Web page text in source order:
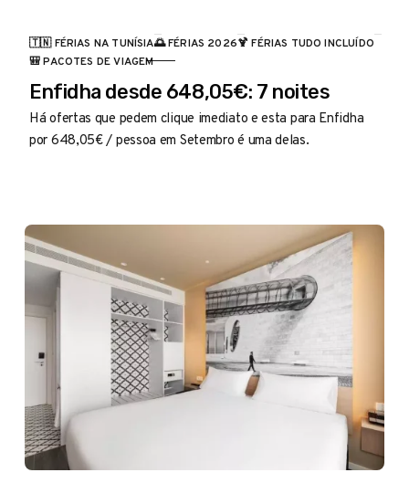
CATEGORIA
🇹🇳 FÉRIAS NA TUNÍSIA🌅 FÉRIAS 2026🍹 FÉRIAS TUDO INCLUÍDO
🎒 PACOTES DE VIAGEM
Enfidha desde 648,05€: 7 noites
Há ofertas que pedem clique imediato e esta para Enfidha
por 648,05€ / pessoa em Setembro é uma delas.